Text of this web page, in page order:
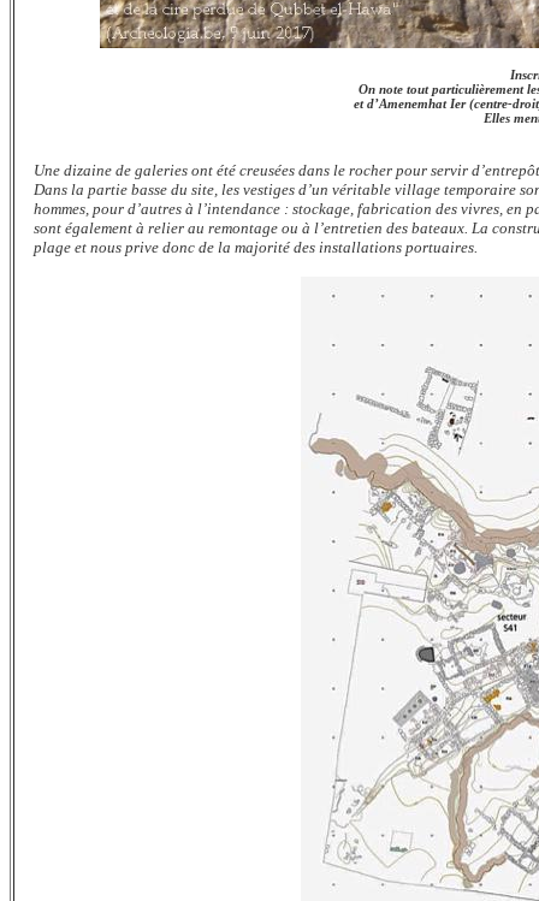
On note tout particulièrement
et d’Amenemhat Ier (centre-
Elles
Une dizaine de galeries ont été creusées dans le rocher pour servir
Dans la partie basse du site, les vestiges d’un véritable village temporaire
hommes, pour d’autres à l’intendance : stockage, fabrication des vivres,
sont également à relier au remontage ou à l’entretien des bateaux. La
plage et nous prive donc de la majorité des installations portuaires.